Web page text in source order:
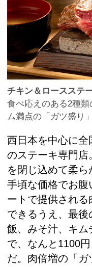
チキン＆ロースステ
食べ応えのある2種
ム満点の「ガツ盛り
西日本を中心に
のステーキ専門
を閉じ込めて柔ら
手頃な価格でお腹
ートで提供され
できるうえ、最
飯、みそ汁、キム
で、なんと1100
だ。肉倍増の「